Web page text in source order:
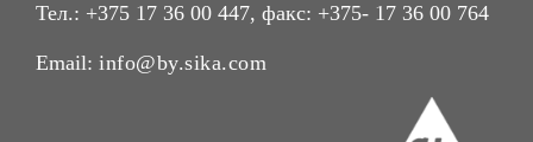
Тел.: +375 17 36 00 447, факс: +375- 17 36 00 764
Email: info@by.sika.com